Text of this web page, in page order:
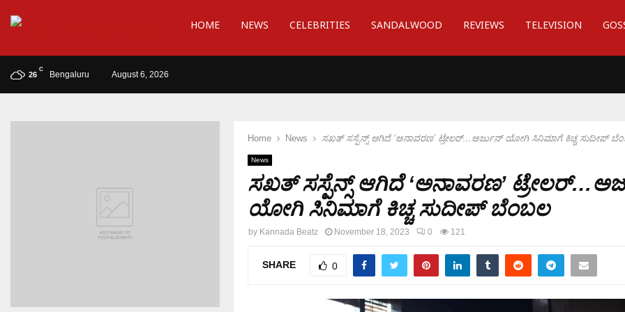
HOME NEWS CELEBRITIES SANDALWOOD REVIEWS TELEVISION
26
C
Bengaluru August 6, 2026
Home News ಸಖತ್ ಸಸ್ಪೆನ್ಸ್ ಆಗಿದೆ ‘ಅನಾವರಣ’ ಟ್ರೇಲರ್…ಅರ್ಜುನ್ ಯೋಗಿ ಸಿನಿಮಾಗೆ ಕಿಚ್ಚ ಸುದೀಪ್
News
ಸಖತ್ ಸಸ್ಪೆನ್ಸ್ ಆಗಿದೆ ‘ಅನಾವರಣ’
ಯೋಗಿ ಸಿನಿಮಾಗೆ ಕಿಚ್ಚ ಸುದೀಪ್ ಬೆಂಬಲ
by Kannada Beatz November 18, 2023 0 121
SHARE 0